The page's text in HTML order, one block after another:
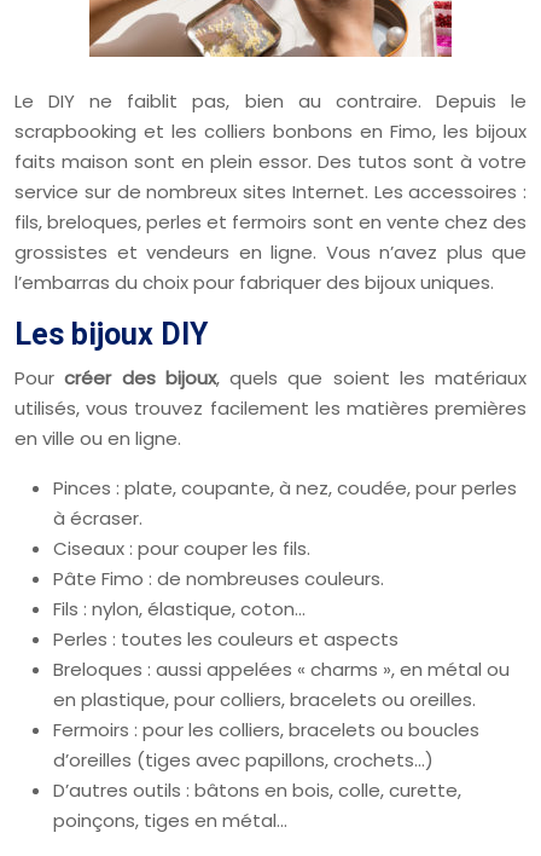
Le DIY ne faiblit pas, bien au contraire. Depuis le
scrapbooking et les colliers bonbons en Fimo, les bijoux
faits maison sont en plein essor. Des tutos sont à votre
service sur de nombreux sites Internet. Les accessoires :
fils, breloques, perles et fermoirs sont en vente chez des
grossistes et vendeurs en ligne. Vous n’avez plus que
l’embarras du choix pour fabriquer des bijoux uniques.
Les bijoux DIY
Pourcréer des bijoux, quels que soient les matériaux
utilisés, vous trouvez facilement les matières premières
en ville ou en ligne.
Pinces : plate, coupante, à nez, coudée, pour perles
à écraser.
Ciseaux : pour couper les fils.
Pâte Fimo : de nombreuses couleurs.
Fils : nylon, élastique, coton…
Perles : toutes les couleurs et aspects
Breloques : aussi appelées « charms », en métal ou
en plastique, pour colliers, bracelets ou oreilles.
Fermoirs : pour les colliers, bracelets ou boucles
d’oreilles (tiges avec papillons, crochets…)
D’autres outils : bâtons en bois, colle, curette,
poinçons, tiges en métal…